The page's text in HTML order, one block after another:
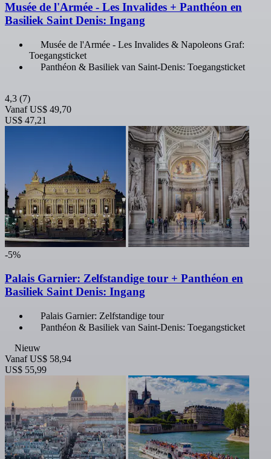
Musée de l'Armée - Les Invalides + Panthéon en
Basiliek Saint Denis: Ingang
Musée de l'Armée - Les Invalides & Napoleons Graf:
Toegangsticket
Panthéon & Basiliek van Saint-Denis: Toegangsticket
4,3 (7)
Vanaf US$ 49,70
US$ 47,21
-5%
Palais Garnier: Zelfstandige tour + Panthéon en
Basiliek Saint Denis: Ingang
Palais Garnier: Zelfstandige tour
Panthéon & Basiliek van Saint-Denis: Toegangsticket
Nieuw
Vanaf US$ 58,94
US$ 55,99